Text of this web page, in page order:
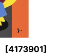
[4173901]